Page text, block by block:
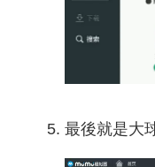
最後就是大